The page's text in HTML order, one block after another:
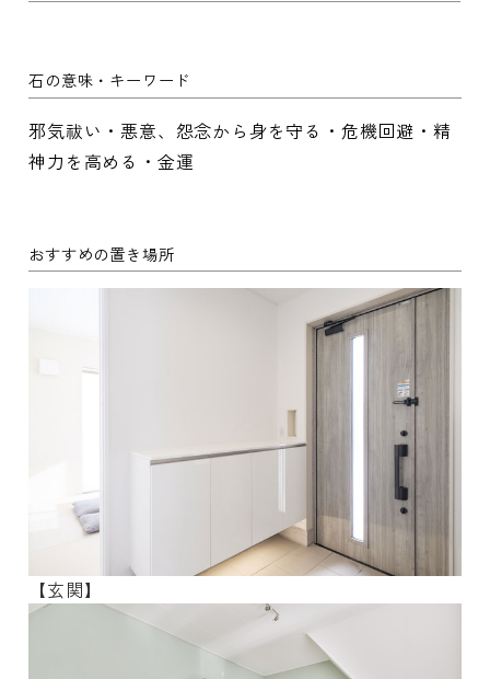
石の意味・キーワード
邪気祓い・悪意、怨念から身を守る・危機回避・精
神力を高める・金運
おすすめの置き場所
【玄関】